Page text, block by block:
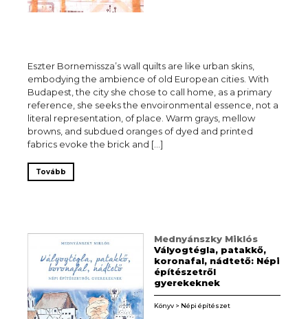
Eszter Bornemissza’s wall quilts are like urban skins,
embodying the ambience of old European cities. With
Budapest, the city she chose to call home, as a primary
reference, she seeks the envoironmental essence, not a
literal representation, of place. Warm grays, mellow
browns, and subdued oranges of dyed and printed
fabrics evoke the brick and […]
Tovább
Mednyánszky Miklós
Vályogtégla, patakkő,
koronafal, nádtető: Népi
építészetről
gyerekeknek
Könyv > Népi építészet